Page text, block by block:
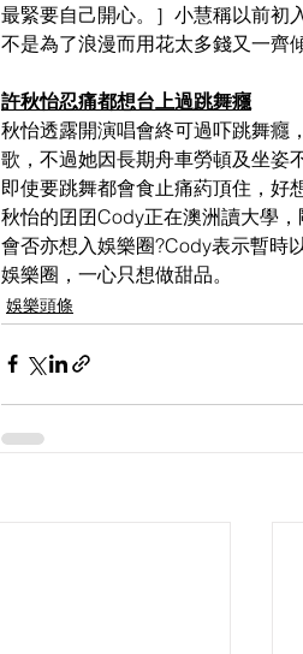
最緊要自己開心。］小慧稱以前初
不是為了浪漫而用花太多錢又一齊
許秋怡忍痛都想台上過跳舞癮
秋怡透露開演唱會終可過吓跳舞癮
歌，不過她因長期舟車勞頓及坐姿
即使要跳舞都會食止痛葯頂住，好
秋怡的囝囝Cody正在澳洲讀大學
會否亦想入娛樂圈?Cody表示暫時
娛樂圈，一心只想做甜品。
娛樂頭條